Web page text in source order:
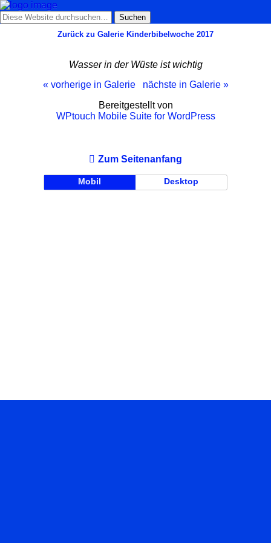
Zurück zu Galerie Kinderbibelwoche 2017
Wasser in der Wüste ist wichtig
« vorherige in Galerie
nächste in Galerie »
Bereitgestellt von
WPtouch Mobile Suite for WordPress
Zum Seitenanfang
Mobil Desktop